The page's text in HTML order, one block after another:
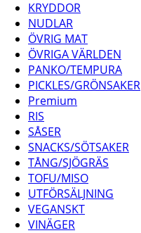
KRYDDOR
NUDLAR
ÖVRIG MAT
ÖVRIGA VÄRLDEN
PANKO/TEMPURA
PICKLES/GRÖNSAKER
Premium
RIS
SÅSER
SNACKS/SÖTSAKER
TÅNG/SJÖGRÄS
TOFU/MISO
UTFÖRSÄLJNING
VEGANSKT
VINÄGER